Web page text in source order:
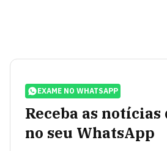
EXAME NO WHATSAPP
Receba as notícias
no seu WhatsApp